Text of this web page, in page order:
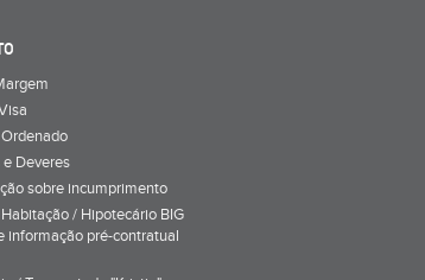
Deveres
sobre incumprimento
/ Hipotecário BIG
informação pré-contratual